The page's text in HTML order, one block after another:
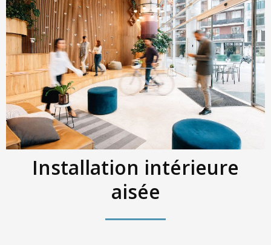
Installation intérieure
aisée